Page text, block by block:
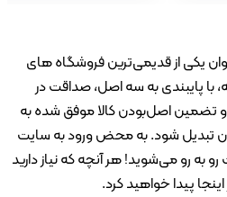
یکی از قدیمی‌ترین فروشگاه های
پایبندی به سه اصل، صداقت در
و تضمین اصل‌بودن کالا موفق شده به
تبدیل شود. به محض ورود به سایت
رو می‌شوید! هر آنچه که نیاز دارید
پیدا خواهید کرد.